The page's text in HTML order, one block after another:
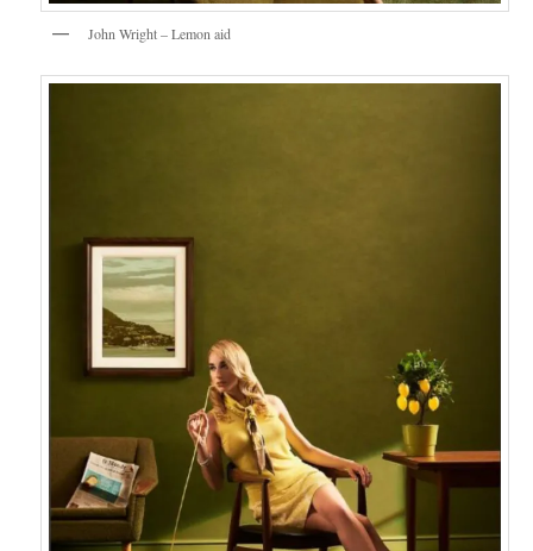
John Wright – Lemon aid